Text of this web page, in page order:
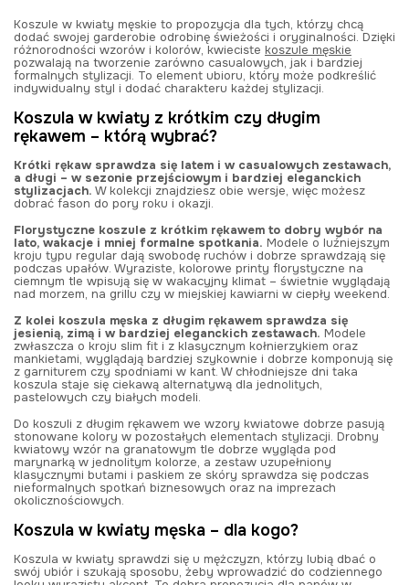
Koszule w kwiaty męskie to propozycja dla tych, którzy chcą
dodać swojej garderobie odrobinę świeżości i oryginalności. Dzięki
różnorodności wzorów i kolorów, kwieciste koszule męskie
pozwalają na tworzenie zarówno casualowych, jak i bardziej
formalnych stylizacji. To element ubioru, który może podkreślić
indywidualny styl i dodać charakteru każdej stylizacji.
Koszula w kwiaty z krótkim czy długim
rękawem – którą wybrać?
Krótki rękaw sprawdza się latem i w casualowych zestawach,
a długi – w sezonie przejściowym i bardziej eleganckich
stylizacjach. W kolekcji znajdziesz obie wersje, więc możesz
dobrać fason do pory roku i okazji.
Florystyczne koszule z krótkim rękawem to dobry wybór na
lato, wakacje i mniej formalne spotkania. Modele o luźniejszym
kroju typu regular dają swobodę ruchów i dobrze sprawdzają się
podczas upałów. Wyraziste, kolorowe printy florystyczne na
ciemnym tle wpisują się w wakacyjny klimat – świetnie wyglądają
nad morzem, na grillu czy w miejskiej kawiarni w ciepły weekend.
Z kolei koszula męska z długim rękawem sprawdza się
jesienią, zimą i w bardziej eleganckich zestawach. Modele
zwłaszcza o kroju slim fit i z klasycznym kołnierzykiem oraz
mankietami, wyglądają bardziej szykownie i dobrze komponują się
z garniturem czy spodniami w kant. W chłodniejsze dni taka
koszula staje się ciekawą alternatywą dla jednolitych,
pastelowych czy białych modeli.
Do koszuli z długim rękawem we wzory kwiatowe dobrze pasują
stonowane kolory w pozostałych elementach stylizacji. Drobny
kwiatowy wzór na granatowym tle dobrze wygląda pod
marynarką w jednolitym kolorze, a zestaw uzupełniony
klasycznymi butami i paskiem ze skóry sprawdza się podczas
nieformalnych spotkań biznesowych oraz na imprezach
okolicznościowych.
Koszula w kwiaty męska – dla kogo?
Koszula w kwiaty sprawdzi się u mężczyzn, którzy lubią dbać o
swój ubiór i szukają sposobu, żeby wprowadzić do codziennego